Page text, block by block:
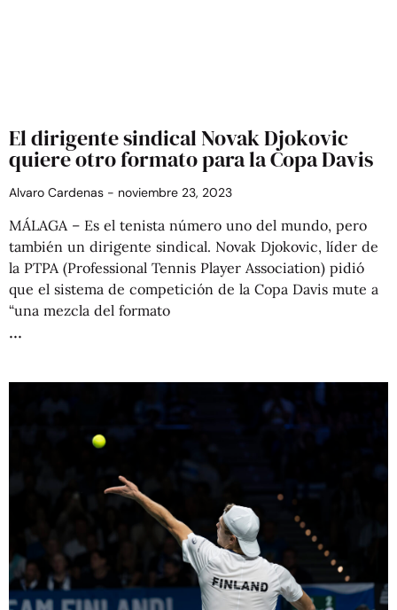
El dirigente sindical Novak Djokovic
quiere otro formato para la Copa Davis
Alvaro Cardenas noviembre 23, 2023
MÁLAGA – Es el tenista número uno del mundo, pero
también un dirigente sindical. Novak Djokovic, líder de
la PTPA (Professional Tennis Player Association) pidió
que el sistema de competición de la Copa Davis mute a
“una mezcla del formato